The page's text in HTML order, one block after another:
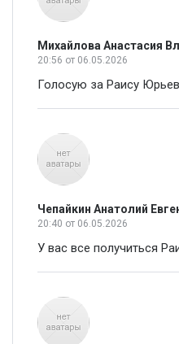
Михайлова Анастасия
20:56 от 06.05.2026
Голосую за Раису
Чепайкин Анатолий
20:40 от 06.05.2026
У вас все получиться